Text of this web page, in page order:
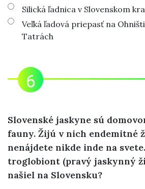
Silická ľadnica v Slovenskom
Veľká ľadová priepasť na
Tatrách
Slovenské jaskyne sú
fauny. Žijú v nich endemitné
nenájdete nikde inde na
troglobiont (pravý jaskynný
našiel na Slovensku?